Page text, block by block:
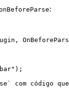
:
);
com código